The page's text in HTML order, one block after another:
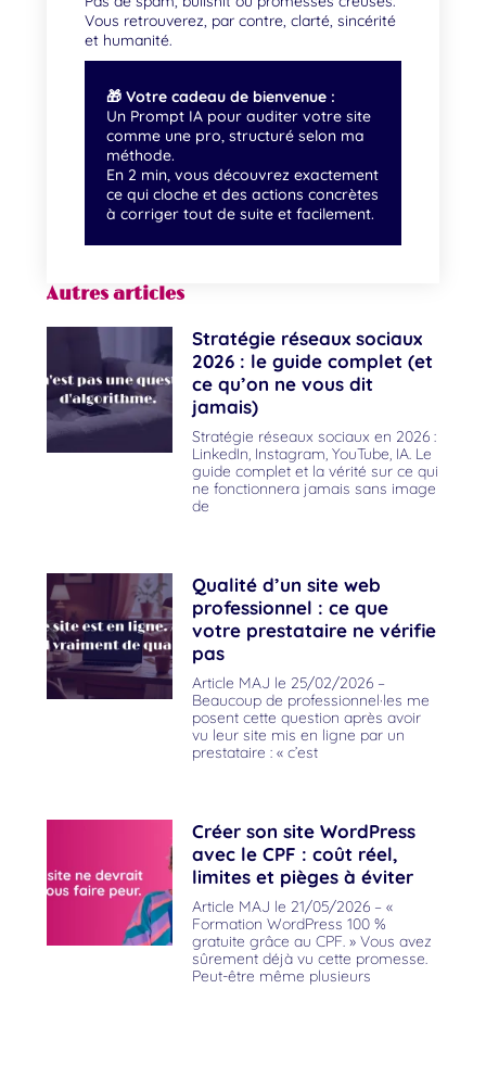
Vous retrouverez, par contre, clarté, sincérité
et humanité.
🎁 Votre cadeau de bienvenue :
Un Prompt IA pour auditer votre site
comme une pro, structuré selon ma
méthode.
En 2 min, vous découvrez exactement
ce qui cloche et des actions concrètes
à corriger tout de suite et facilement.
Autres articles
Stratégie réseaux sociaux
2026 : le guide complet (et
ce qu’on ne vous dit
jamais)
Stratégie réseaux sociaux en 2026 :
LinkedIn, Instagram, YouTube, IA. Le
guide complet et la vérité sur ce qui
ne fonctionnera jamais sans image
de
Qualité d’un site web
professionnel : ce que
votre prestataire ne vérifie
pas
Article MAJ le 25/02/2026 –
Beaucoup de professionnel·les me
posent cette question après avoir
vu leur site mis en ligne par un
prestataire : « c’est
Créer son site WordPress
avec le CPF : coût réel,
limites et pièges à éviter
Article MAJ le 21/05/2026 – «
Formation WordPress 100 %
gratuite grâce au CPF. » Vous avez
sûrement déjà vu cette promesse.
Peut-être même plusieurs